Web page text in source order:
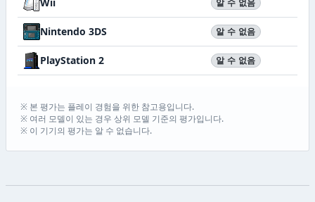
알 수 없음
Nintendo 3DS 알 수 없음
PlayStation 2 알 수 없음
※ 본 평가는 플레이 경험을 위한 참고용입니다.
※ 여러 모델이 있는 경우 상위 모델 기준의 평가입니다.
※ 이 기기의 평가는 알 수 없습니다.